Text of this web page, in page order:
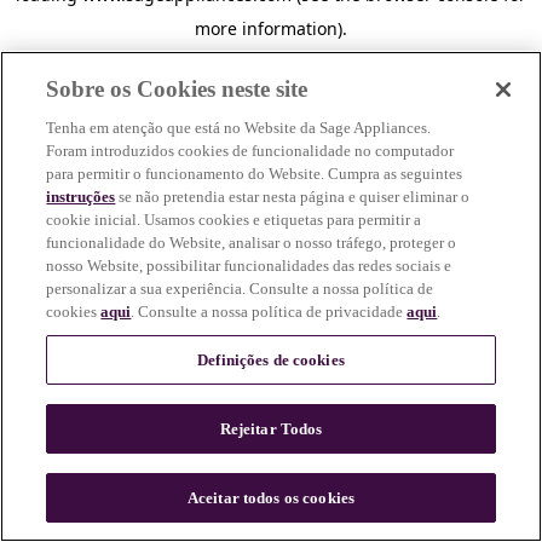
more information).
n
Sobre os Cookies neste site
Tenha em atenção que está no Website da Sage Appliances.
Foram introduzidos cookies de funcionalidade no computador
para permitir o funcionamento do Website. Cumpra as seguintes
instruções se não pretendia estar nesta página e quiser eliminar o
cookie inicial. Usamos cookies e etiquetas para permitir a
funcionalidade do Website, analisar o nosso tráfego, proteger o
nosso Website, possibilitar funcionalidades das redes sociais e
personalizar a sua experiência. Consulte a nossa política de
cookiesaqui. Consulte a nossa política de privacidadeaqui.
Definições de cookies
Rejeitar Todos
Aceitar todos os cookies